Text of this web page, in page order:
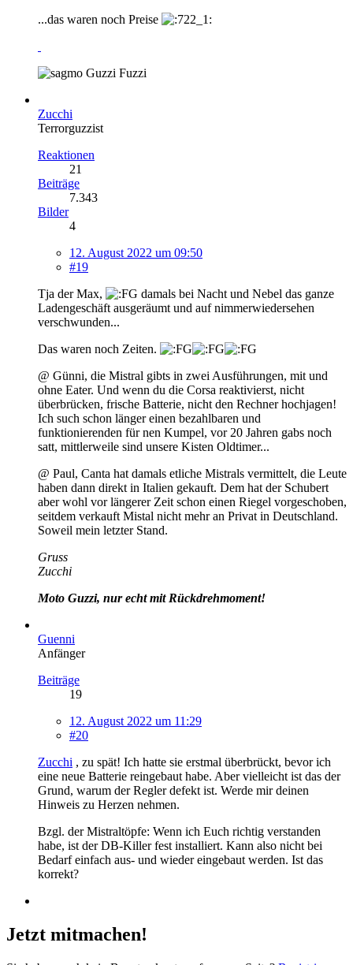
...das waren noch Preise
Guzzi Fuzzi
Zucchi
Terrorguzzist
Reaktionen
21
Beiträge
7.343
Bilder
4
12. August 2022 um 09:50
#19
Tja der Max,
damals bei Nacht und Nebel das ganze
Ladengeschäft ausgeräumt und auf nimmerwiedersehen
verschwunden...
Das waren noch Zeiten.
@ Günni, die Mistral gibts in zwei Ausführungen, mit und
ohne Eater. Und wenn du die Corsa reaktivierst, nicht
überbrücken, frische Batterie, nicht den Rechner hochjagen!
Ich such schon länger einen bezahlbaren und
funktionierenden für nen Kumpel, vor 20 Jahren gabs noch
satt, mittlerweile sind unsere Kisten Oldtimer...
@ Paul, Canta hat damals etliche Mistrals vermittelt, die Leute
haben dann direkt in Italien gekauft. Dem hat der Schubert
aber wohl vor längerer Zeit schon einen Riegel vorgeschoben,
seitdem verkauft Mistal nicht mehr an Privat in Deutschland.
Soweil mein letzter Stand.
Gruss
Zucchi
Moto Guzzi, nur echt mit Rückdrehmoment!
Guenni
Anfänger
Beiträge
19
12. August 2022 um 11:29
#20
Zucchi , zu spät! Ich hatte sie erstmal überbrückt, bevor ich
eine neue Batterie reingebaut habe. Aber vielleicht ist das der
Grund, warum der Regler defekt ist. Werde mir deinen
Hinweis zu Herzen nehmen.
Bzgl. der Mistraltöpfe: Wenn ich Euch richtig verstanden
habe, ist der DB-Killer fest installiert. Kann also nicht bei
Bedarf einfach aus- und wieder eingebaut werden. Ist das
korrekt?
Jetzt mitmachen!